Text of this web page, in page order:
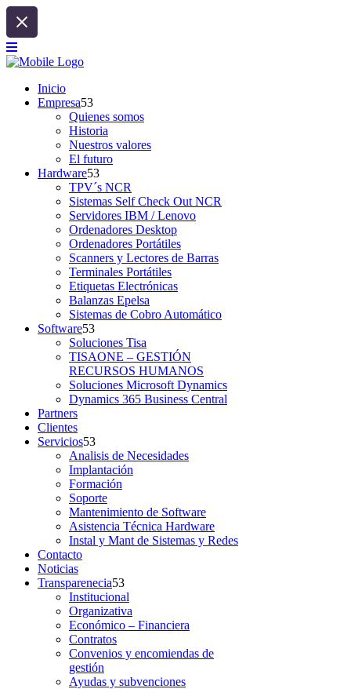
Inicio
Empresa
Quienes somos
Historia
Nuestros valores
El futuro
Hardware
TPV´s NCR
Sistemas Self Check Out NCR
Servidores IBM / Lenovo
Ordenadores Desktop
Ordenadores Portátiles
Scanners y Lectores de Barras
Terminales Portátiles
Etiquetas Electrónicas
Balanzas Epelsa
Sistemas de Cobro Automático
Software
Soluciones Tisa
TISAONE – GESTIÓN
RECURSOS HUMANOS
Soluciones Microsoft Dynamics
Dynamics 365 Business Central
Partners
Clientes
Servicios
Analisis de Necesidades
Implantación
Formación
Soporte
Mantenimiento de Software
Asistencia Técnica Hardware
Instal y Mant de Sistemas y Redes
Contacto
Noticias
Transparenecia
Institucional
Organizativa
Económico – Financiera
Contratos
Convenios y encomiendas de
gestión
Ayudas y subvenciones